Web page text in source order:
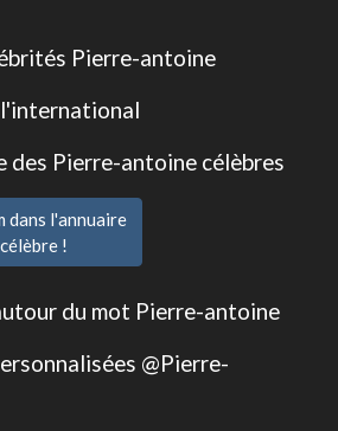
Pierre-antoine
Pierre-antoine célèbres
dans l'annuaire
!
du mot Pierre-antoine
@Pierre-